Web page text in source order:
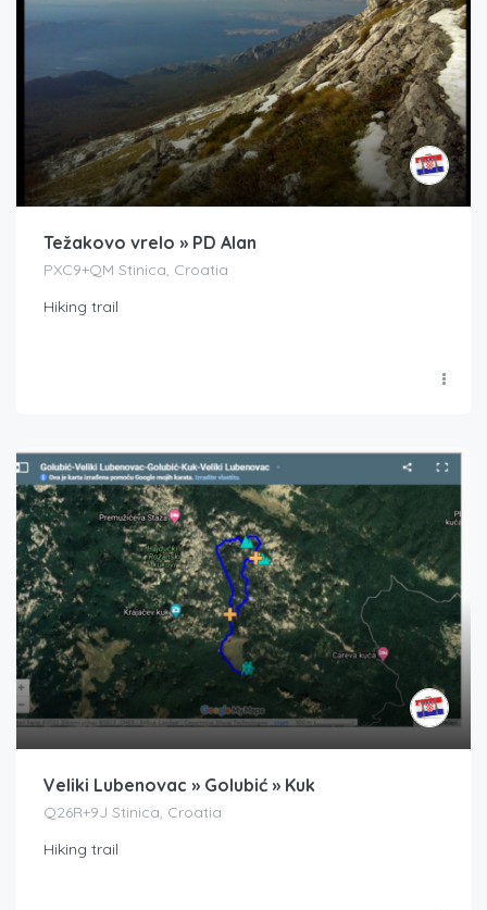
Težakovo vrelo » PD Alan
PXC9+QM Stinica, Croatia
Hiking trail
Veliki Lubenovac » Golubić » Kuk
Q26R+9J Stinica, Croatia
Hiking trail